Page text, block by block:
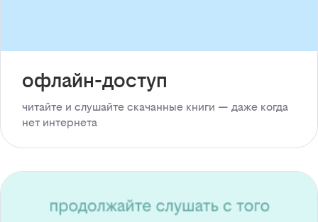
офлайн-доступ
читайте и слушайте скачанные книги — даже когда
нет интернета